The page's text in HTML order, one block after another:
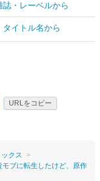
誌・レーベルから
タイトル名から
URLをコピー
クス
ブに転生したけど、原作